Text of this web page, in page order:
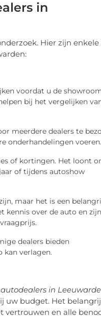
in
Hier zijn
voordat u de
bij het vergelijken
meerdere dealers te
onderhandelingen voeren.
of kortingen. Het loont
of tijdens autoshow
maar het is een
kennis over de auto en zijn
dealers bieden
kan verlagen.
autodealers in
uw budget. Het
vertrouwen en alle